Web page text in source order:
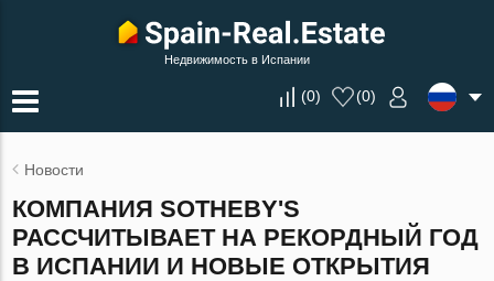
Недвижимость в Испании
(0) (0)
Новости
КОМПАНИЯ SOTHEBY'S
РАССЧИТЫВАЕТ НА РЕКОРДНЫЙ ГОД
В ИСПАНИИ И НОВЫЕ ОТКРЫТИЯ